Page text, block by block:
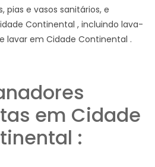
pias e vasos sanitários, e
Continental , incluindo lava-
lavar em Cidade Continental .
em Cidade
: